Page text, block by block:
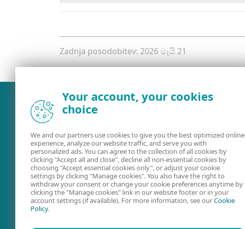
Zadnja posodobitev: 2026 මැයි 21
Uporabniški
priročniki
Forum družbe
ESET
Your account, your cookies
choice
We and our partners use cookies to give you the best optimized online
experience, analyze our website traffic, and serve you with
personalized ads. You can agree to the collection of all cookies by
clicking "Accept all and close", decline all non-essential cookies by
choosing "Accept essential cookies only", or adjust your cookie
settings by clicking "Manage cookies". You also have the right to
withdraw your consent or change your cookie preferences anytime by
clicking the "Manage cookies" link in our website footer or in your
account settings (if available). For more information, see ourCookie
Policy.